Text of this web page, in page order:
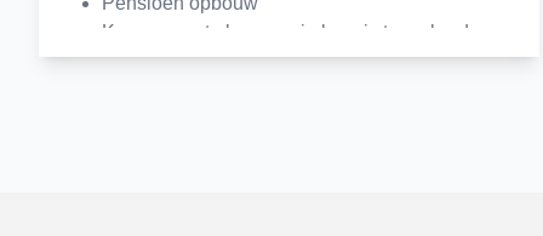
Kansen om te leren en je kennis te verbreden